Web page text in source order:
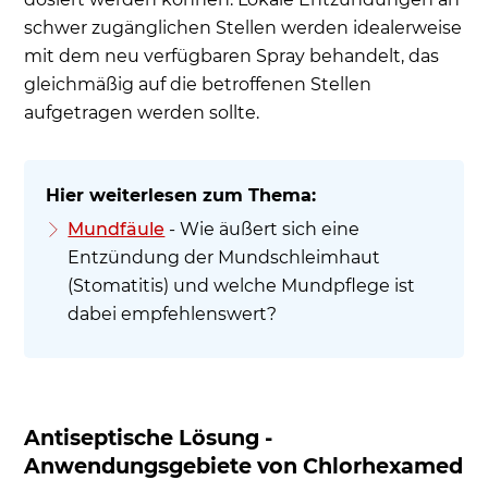
schwer zugänglichen Stellen werden idealerweise
mit dem neu verfügbaren Spray behandelt, das
gleichmäßig auf die betroffenen Stellen
aufgetragen werden sollte.
Mundfäule - Wie äußert sich eine
Entzündung der Mundschleimhaut
(Stomatitis) und welche Mundpflege ist
dabei empfehlenswert?
Antiseptische Lösung -
Anwendungsgebiete von Chlorhexamed